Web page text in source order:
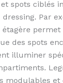
spots ciblés
dressing. Par
permet
des spots
illuminer
modulables et